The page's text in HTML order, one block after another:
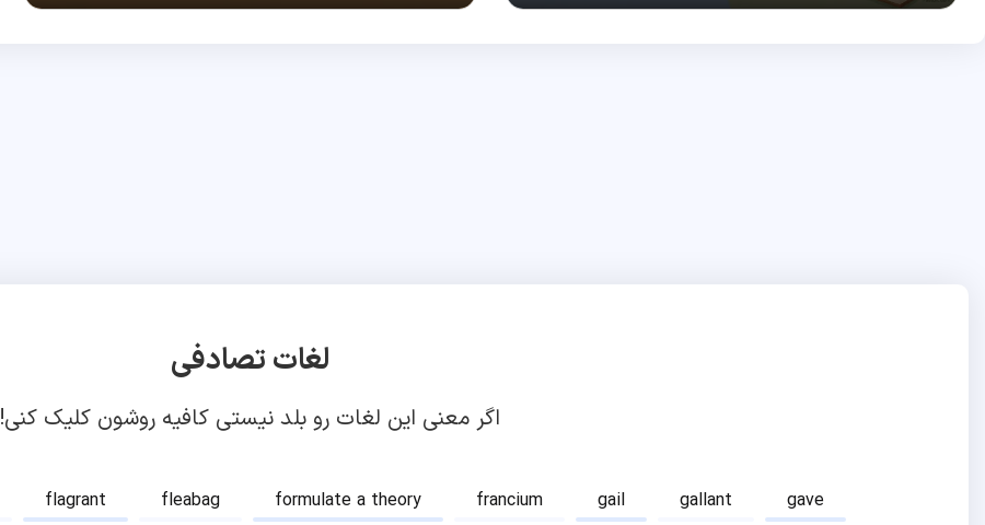
لغات تصادفی
اگر معنی این لغات رو بلد نیستی کافیه روشون کلیک کنی!
flagrant fleabag formulate a theory francium gail gallant
gave